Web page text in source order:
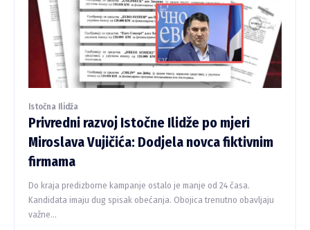
Istočna Ilidža
Privredni razvoj Istočne Ilidže po mjeri
Miroslava Vujičića: Dodjela novca fiktivnim
firmama
Do kraja predizborne kampanje ostalo je manje od 24 časa.
Kandidata imaju dug spisak obećanja. Obojica trenutno obavljaju
važne...